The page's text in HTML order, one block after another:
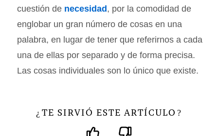
cuestión de necesidad , por la comodidad de
englobar un gran número de cosas en una
palabra, en lugar de tener que referirnos a cada
una de ellas por separado y de forma precisa.
Las cosas individuales son lo único que existe.
¿ TE SIRVIÓ ESTE ARTÍCULO ?